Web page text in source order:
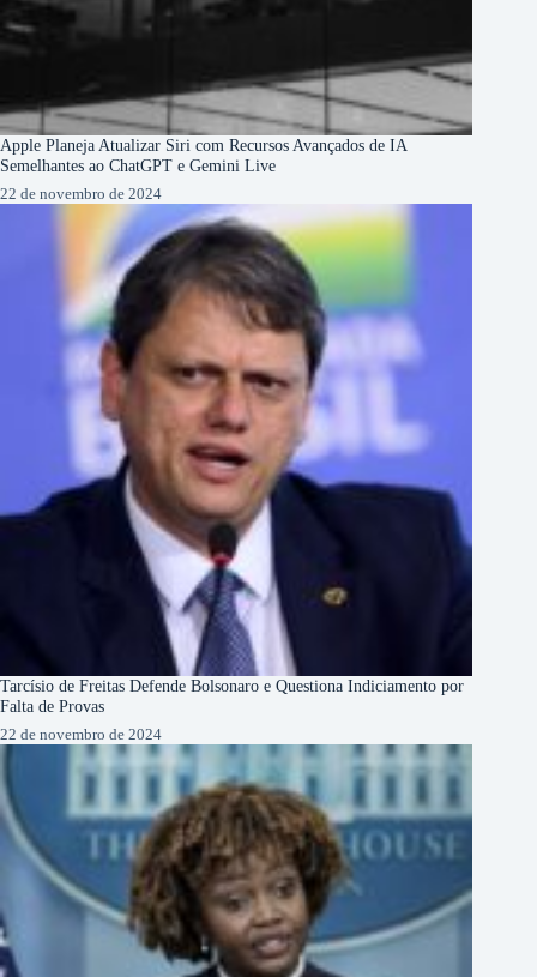
Apple Planeja Atualizar Siri com Recursos Avançados de IA
Semelhantes ao ChatGPT e Gemini Live
22 de novembro de 2024
Tarcísio de Freitas Defende Bolsonaro e Questiona Indiciamento por
Falta de Provas
22 de novembro de 2024